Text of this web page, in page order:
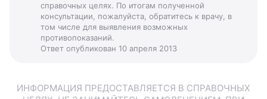
справочных целях. По итогам полученной
консультации, пожалуйста, обратитесь к врачу, в
том числе для выявления возможных
противопоказаний.
Ответ опубликован 10 апреля 2013
ИНФОРМАЦИЯ ПРЕДОСТАВЛЯЕТСЯ В СПРАВОЧНЫХ